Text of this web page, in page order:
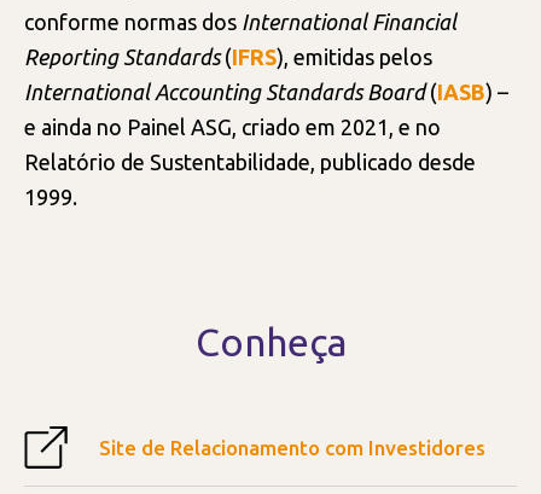
conforme normas dos International Financial
Reporting Standards(IFRS), emitidas pelos
International Accounting Standards Board(IASB) –
e ainda no Painel ASG, criado em 2021, e no
Relatório de Sustentabilidade, publicado desde
1999.
Conheça
Site de Relacionamento com Investidores